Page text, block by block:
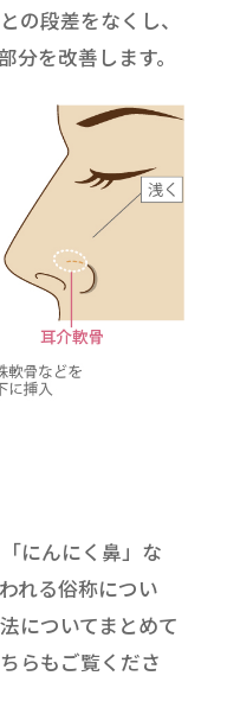
の段差をなくし、
分を改善します。
にんにく鼻」な
れる俗称につい
についてまとめて
らもご覧くださ